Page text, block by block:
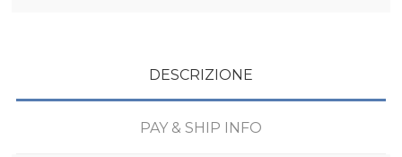
DESCRIZIONE
PAY & SHIP INFO